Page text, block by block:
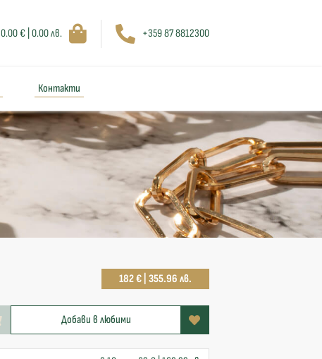
0.00 € | 0.00 лв. +359 87 8812300
Контакти
182 € | 355.96 лв.
Добави в любими